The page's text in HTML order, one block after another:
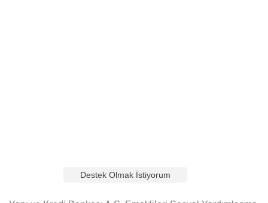
Destek Olmak İstiyorum